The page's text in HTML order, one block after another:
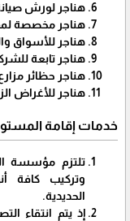
هناجر لورش
هناجر مخصصة
هناجر للأسواق
هناجر تابعة
هناجر حظائر
هناجر للأغراض
خدمات إقامة
تلتزم مؤسسة
وتركيب كافة
الحديدية.
إذ يتم انتقاء